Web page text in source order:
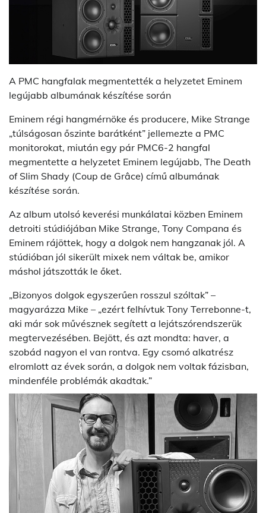
A PMC hangfalak megmentették a helyzetet Eminem
legújabb albumának készítése során
Eminem régi hangmérnöke és producere, Mike Strange
„túlságosan őszinte barátként” jellemezte a PMC
monitorokat, miután egy pár PMC6-2 hangfal
megmentette a helyzetet Eminem legújabb, The Death
of Slim Shady (Coup de Grâce) című albumának
készítése során.
Az album utolsó keverési munkálatai közben Eminem
detroiti stúdiójában Mike Strange, Tony Compana és
Eminem rájöttek, hogy a dolgok nem hangzanak jól. A
stúdióban jól sikerült mixek nem váltak be, amikor
máshol játszották le őket.
„Bizonyos dolgok egyszerűen rosszul szóltak” –
magyarázza Mike – „ezért felhívtuk Tony Terrebonne-t,
aki már sok művésznek segített a lejátszórendszerük
megtervezésében. Bejött, és azt mondta: haver, a
szobád nagyon el van rontva. Egy csomó alkatrész
elromlott az évek során, a dolgok nem voltak fázisban,
mindenféle problémák akadtak.”